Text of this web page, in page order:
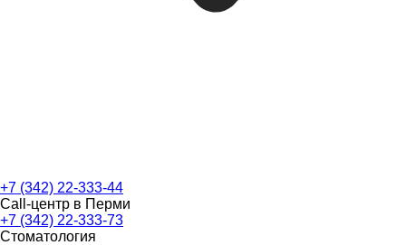
+7 (342) 22-333-44
Call-центр в Перми
+7 (342) 22-333-73
Стоматология